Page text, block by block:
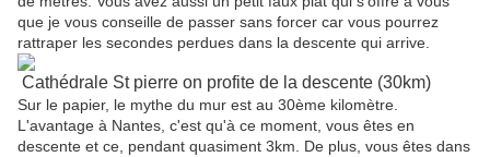
que je vous conseille de passer sans forcer car vous pourrez
rattraper les secondes perdues dans la descente qui arrive.
Cathédrale St pierre on profite de la descente (30km)
Sur le papier, le mythe du mur est au 30ème kilomètre.
L'avantage à Nantes, c'est qu'à ce moment, vous êtes en
descente et ce, pendant quasiment 3km. De plus, vous êtes dans